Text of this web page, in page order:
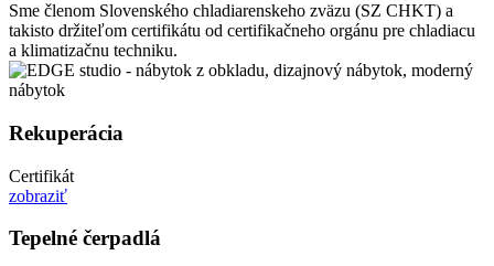
Sme členom Slovenského chladiarenskeho zväzu (SZ CHKT) a
takisto držiteľom certifikátu od certifikačneho orgánu pre chladiacu
a klimatizačnu techniku.
Rekuperácia
Certifikát
zobraziť
Tepelné čerpadlá